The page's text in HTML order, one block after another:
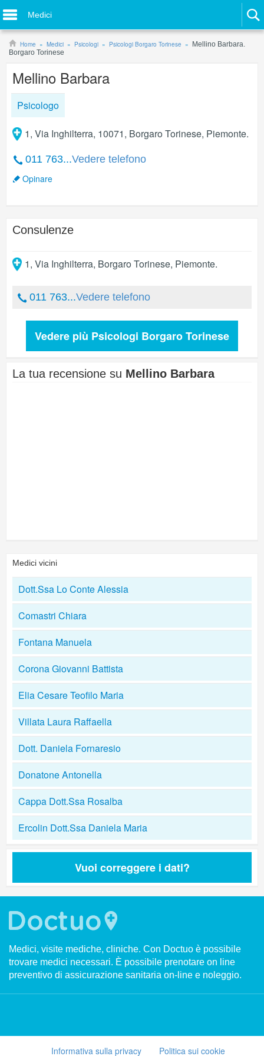
Medici
Home Medici Psicologi Psicologi Borgaro Torinese
Mellino Barbara.
Borgaro Torinese
Mellino Barbara
Psicologo
1, Via Inghilterra, 10071, Borgaro Torinese, Piemonte.
011 763...Vedere telefono
Opinare
Consulenze
1, Via Inghilterra, Borgaro Torinese, Piemonte.
011 763...Vedere telefono
Vedere più Psicologi Borgaro Torinese
La tua recensione su Mellino Barbara
Medici vicini
Dott.Ssa Lo Conte Alessia
Comastri Chiara
Fontana Manuela
Corona Giovanni Battista
Elia Cesare Teofilo Maria
Villata Laura Raffaella
Dott. Daniela Fornaresio
Donatone Antonella
Cappa Dott.Ssa Rosalba
Ercolin Dott.Ssa Daniela Maria
Vuoi correggere i dati?
Medici, visite mediche, cliniche. Con Doctuo è possibile
trovare medici necessari. È possibile prenotare on line
preventivo di assicurazione sanitaria on-line e noleggio.
Informativa sulla privacy Politica sui cookie